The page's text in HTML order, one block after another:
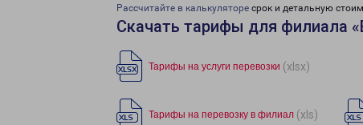
Рассчитайте в калькуляторе срок и детальную
Скачать тарифы для филиала
Тарифы на услуги перевозки (xlsx)
Тарифы на перевозку в филиал (xls)